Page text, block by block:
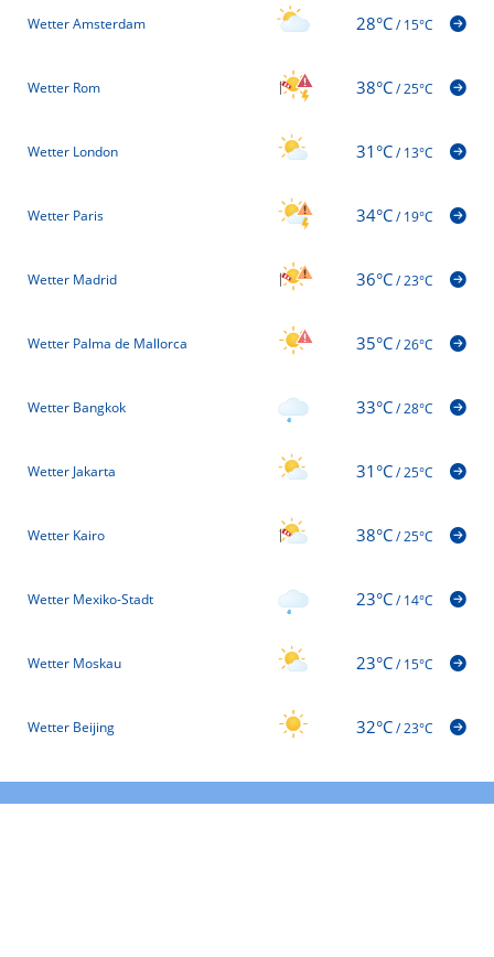
Wetter Amsterdam 28°C/15°C
Wetter Rom 38°C/25°C
Wetter London 31°C/13°C
Wetter Paris 34°C/19°C
Wetter Madrid 36°C/23°C
Wetter Palma de Mallorca 35°C/26°C
Wetter Bangkok 33°C/28°C
Wetter Jakarta 31°C/25°C
Wetter Kairo 38°C/25°C
Wetter Mexiko-Stadt 23°C/14°C
Wetter Moskau 23°C/15°C
Wetter Beijing 32°C/23°C